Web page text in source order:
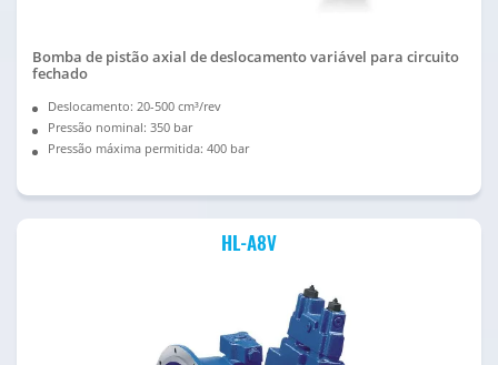
Bomba de pistão axial de deslocamento variável para circuito
fechado
Deslocamento: 20-500 cm³/rev
Pressão nominal: 350 bar
Pressão máxima permitida: 400 bar
HL-A8V